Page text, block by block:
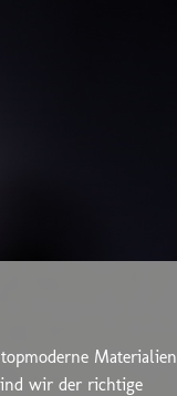
Materialien
wir der richtige